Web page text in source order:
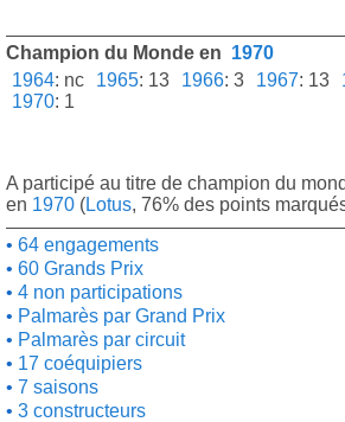
Champion du Monde en 1970
1964: nc 1965: 13 1966: 3 1967: 13
1970: 1
A participé au titre de champion du
en 1970 (Lotus, 76% des points
64 engagements
60 Grands Prix
4 non participations
Palmarès par Grand Prix
Palmarès par circuit
17 coéquipiers
7 saisons
3 constructeurs